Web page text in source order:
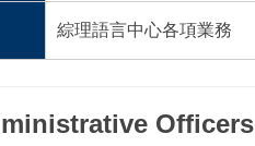
綜理語言中心各項業務
Officers